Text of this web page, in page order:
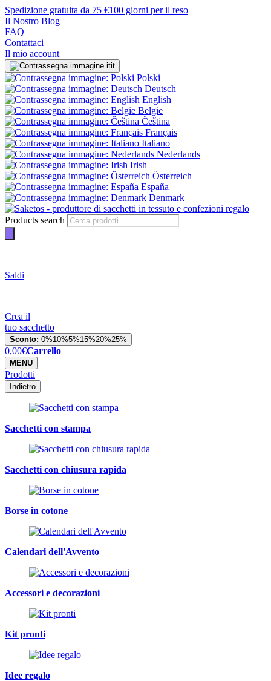
Spedizione gratuita da 75 €100 giorni per il reso
Il Nostro Blog
FAQ
Contattaci
Il mio account
it
Polski
Deutsch
English
Belgie
Čeština
Français
Italiano
Nederlands
Irish
Österreich
España
Denmark
Products search
Saldi
Crea il
tuo sacchetto
Sconto: 0%10%5%15%20%25%
0,00€Carrello
MENU
Prodotti
Indietro
Sacchetti con stampa
Sacchetti con chiusura rapida
Borse in cotone
Calendari dell'Avvento
Accessori e decorazioni
Kit pronti
Idee regalo